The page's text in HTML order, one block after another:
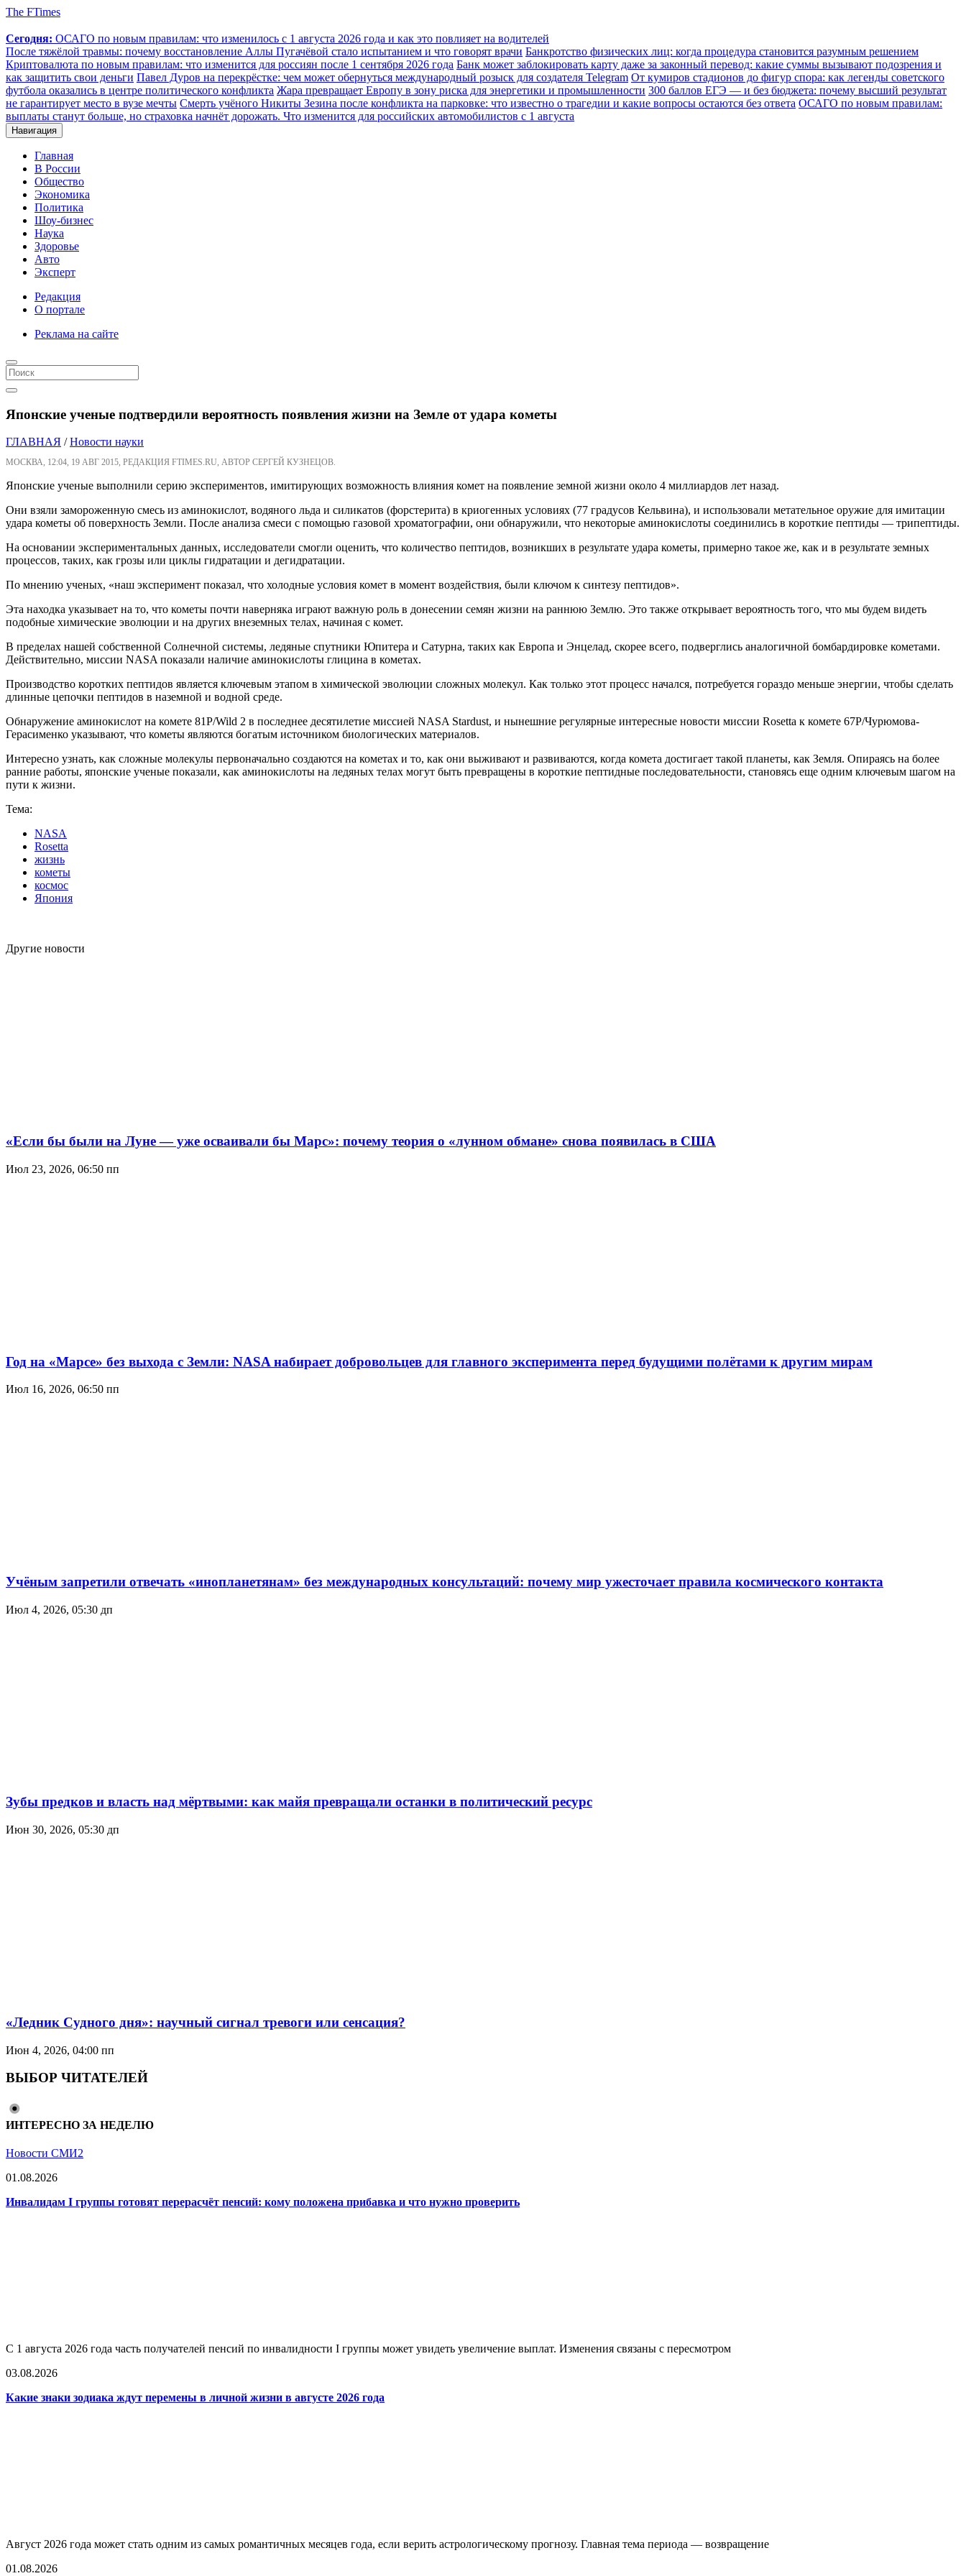
The FTimes
Сегодня: ОСАГО по новым правилам: что изменилось с 1 августа 2026 года и как это повлияет на водителей
После тяжёлой травмы: почему восстановление Аллы Пугачёвой стало испытанием и что говорят врачи Банкротство физических лиц: когда процедура становится разумным решением
Криптовалюта по новым правилам: что изменится для россиян после 1 сентября 2026 года Банк может заблокировать карту даже за законный перевод: какие суммы вызывают подозрения и
как защитить свои деньги Павел Дуров на перекрёстке: чем может обернуться международный розыск для создателя Telegram От кумиров стадионов до фигур спора: как легенды советского
футбола оказались в центре политического конфликта Жара превращает Европу в зону риска для энергетики и промышленности 300 баллов ЕГЭ — и без бюджета: почему высший результат
не гарантирует место в вузе мечты Смерть учёного Никиты Зезина после конфликта на парковке: что известно о трагедии и какие вопросы остаются без ответа ОСАГО по новым правилам:
выплаты станут больше, но страховка начнёт дорожать. Что изменится для российских автомобилистов с 1 августа
Навигация
Главная
В России
Общество
Экономика
Политика
Шоу-бизнес
Наука
Здоровье
Авто
Эксперт
Редакция
О портале
Реклама на сайте
Японские ученые подтвердили вероятность появления жизни на Земле от удара кометы
ГЛАВНАЯ /Новости науки
МОСКВА, 12:04, 19 АВГ 2015, РЕДАКЦИЯ FTIMES.RU, АВТОР СЕРГЕЙ КУЗНЕЦОВ.
Японские ученые выполнили серию экспериментов, имитирующих возможность влияния комет на появление земной жизни около 4 миллиардов лет назад.
Они взяли замороженную смесь из аминокислот, водяного льда и силикатов (форстерита) в криогенных условиях (77 градусов Кельвина), и использовали метательное оружие для имитации
удара кометы об поверхность Земли. После анализа смеси с помощью газовой хроматографии, они обнаружили, что некоторые аминокислоты соединились в короткие пептиды — трипептиды.
На основании экспериментальных данных, исследователи смогли оценить, что количество пептидов, возникших в результате удара кометы, примерно такое же, как и в результате земных
процессов, таких, как грозы или циклы гидратации и дегидратации.
По мнению ученых, «наш эксперимент показал, что холодные условия комет в момент воздействия, были ключом к синтезу пептидов».
Эта находка указывает на то, что кометы почти наверняка играют важную роль в донесении семян жизни на раннюю Землю. Это также открывает вероятность того, что мы будем видеть
подобные химические эволюции и на других внеземных телах, начиная с комет.
В пределах нашей собственной Солнечной системы, ледяные спутники Юпитера и Сатурна, таких как Европа и Энцелад, скорее всего, подверглись аналогичной бомбардировке кометами.
Действительно, миссии NASA показали наличие аминокислоты глицина в кометах.
Производство коротких пептидов является ключевым этапом в химической эволюции сложных молекул. Как только этот процесс начался, потребуется гораздо меньше энергии, чтобы сделать
длинные цепочки пептидов в наземной и водной среде.
Обнаружение аминокислот на комете 81P/Wild 2 в последнее десятилетие миссией NASA Stardust, и нынешние регулярные интересные новости миссии Rosetta к комете 67P/Чурюмова-
Герасименко указывают, что кометы являются богатым источником биологических материалов.
Интересно узнать, как сложные молекулы первоначально создаются на кометах и то, как они выживают и развиваются, когда комета достигает такой планеты, как Земля. Опираясь на более
ранние работы, японские ученые показали, как аминокислоты на ледяных телах могут быть превращены в короткие пептидные последовательности, становясь еще одним ключевым шагом на
пути к жизни.
Тема:
NASA
Rosetta
жизнь
кометы
космос
Япония
Другие новости
«Если бы были на Луне — уже осваивали бы Марс»: почему теория о «лунном обмане» снова появилась в США
Июл 23, 2026, 06:50 пп
Год на «Марсе» без выхода с Земли: NASA набирает добровольцев для главного эксперимента перед будущими полётами к другим мирам
Июл 16, 2026, 06:50 пп
Учёным запретили отвечать «инопланетянам» без международных консультаций: почему мир ужесточает правила космического контакта
Июл 4, 2026, 05:30 дп
Зубы предков и власть над мёртвыми: как майя превращали останки в политический ресурс
Июн 30, 2026, 05:30 дп
«Ледник Судного дня»: научный сигнал тревоги или сенсация?
Июн 4, 2026, 04:00 пп
ВЫБОР ЧИТАТЕЛЕЙ
ИНТЕРЕСНО ЗА НЕДЕЛЮ
Новости СМИ2
01.08.2026
Инвалидам I группы готовят перерасчёт пенсий: кому положена прибавка и что нужно проверить
С 1 августа 2026 года часть получателей пенсий по инвалидности I группы может увидеть увеличение выплат. Изменения связаны с пересмотром
03.08.2026
Какие знаки зодиака ждут перемены в личной жизни в августе 2026 года
Август 2026 года может стать одним из самых романтичных месяцев года, если верить астрологическому прогнозу. Главная тема периода — возвращение
01.08.2026